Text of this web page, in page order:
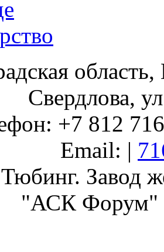
Свердлова,
+7 812
Email: |
Завод
"АСК Форум"